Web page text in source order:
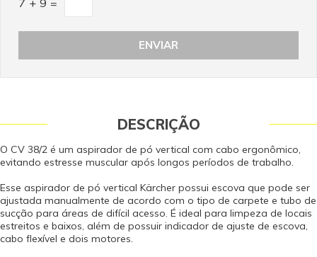
DESCRIÇÃO
O CV 38/2 é um aspirador de pó vertical com cabo ergonômico,
evitando estresse muscular após longos períodos de trabalho.
Esse aspirador de pó vertical Kärcher possui escova que pode ser
ajustada manualmente de acordo com o tipo de carpete e tubo de
sucção para áreas de difícil acesso. É ideal para limpeza de locais
estreitos e baixos, além de possuir indicador de ajuste de escova,
cabo flexível e dois motores.